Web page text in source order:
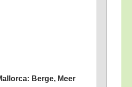
Ber­ge, Meer